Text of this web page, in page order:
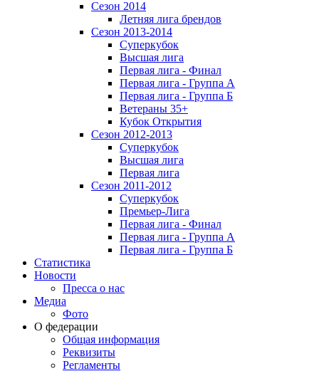
Сезон 2014
Летняя лига брендов
Сезон 2013-2014
Суперкубок
Высшая лига
Первая лига - Финал
Первая лига - Группа А
Первая лига - Группа Б
Ветераны 35+
Кубок Открытия
Сезон 2012-2013
Суперкубок
Высшая лига
Первая лига
Сезон 2011-2012
Суперкубок
Премьер-Лига
Первая лига - Финал
Первая лига - Группа А
Первая лига - Группа Б
Статистика
Новости
Пресса о нас
Медиа
Фото
О федерации
Общая информация
Реквизиты
Регламенты